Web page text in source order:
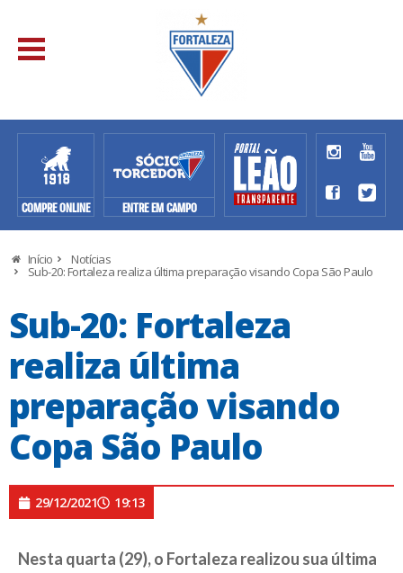
COMPRE ONLINE ENTRE EM CAMPO
Início Notícias
Sub-20: Fortaleza realiza última preparação visando Copa São Paulo
Sub-20: Fortaleza
realiza última
preparação visando
Copa São Paulo
29/12/2021 19:13
Nesta quarta (29), o Fortaleza realizou sua última